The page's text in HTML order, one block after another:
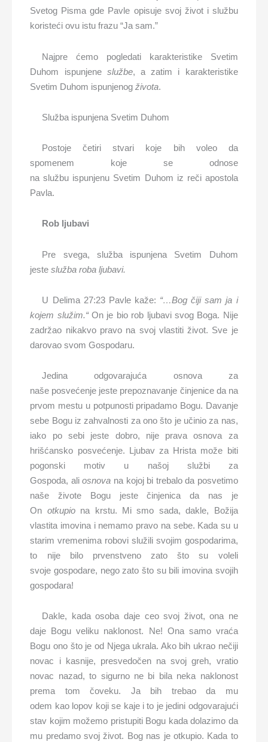
Svetog Pisma gde Pavle opisuje svoj život i službu
koristeći ovu istu frazu “Ja sam.”
Najpre ćemo pogledati karakteristike Svetim
Duhom ispunjene službe, a zatim i karakteristike
Svetim Duhom ispunjenogživota.
Služba ispunjena Svetim Duhom
Postoje četiri stvari koje bih voleo da
spomenem koje se odnose
na službu ispunjenu Svetim Duhom iz reči apostola
Pavla.
Rob ljubavi
Pre svega, služba ispunjena Svetim Duhom
jesteslužba roba ljubavi.
U Delima 27:23 Pavle kaže: “…Bog čiji sam ja i
kojem služim.“On je bio rob ljubavi svog Boga. Nije
zadržao nikakvo pravo na svoj vlastiti život. Sve je
darovao svom Gospodaru.
Jedina odgovarajuća osnova za
naše posvećenje jeste prepoznavanje činjenice da na
prvom mestu u potpunosti pripadamo Bogu. Davanje
sebe Bogu iz zahvalnosti za ono što je učinio za nas,
iako po sebi jeste dobro, nije prava osnova za
hrišćansko posvećenje. Ljubav za Hrista može biti
pogonski motiv u našoj službi za
Gospoda, aliosnova na kojoj bi trebalo da posvetimo
naše živote Bogu jeste činjenica da nas je
On otkupiona krstu. Mi smo sada, dakle, Božija
vlastita imovina i nemamo pravo na sebe. Kada su u
starim vremenima robovi služili svojim gospodarima,
to nije bilo prvenstveno zato što su voleli
svoje gospodare, nego zato što su bili imovina svojih
gospodara!
Dakle, kada osoba daje ceo svoj život, ona ne
daje Bogu veliku naklonost. Ne! Ona samo vraća
Bogu ono što je od Njega ukrala. Ako bih ukrao nečiji
novac i kasnije, presvedočen na svoj greh, vratio
novac nazad, to sigurno ne bi bila neka naklonost
prema tom čoveku. Ja bih trebao da mu
odem kao lopov koji se kaje i to je jedini odgovarajući
stav kojim možemo pristupiti Bogu kada dolazimo da
mu predamo svoj život. Bog nas je otkupio. Kada to